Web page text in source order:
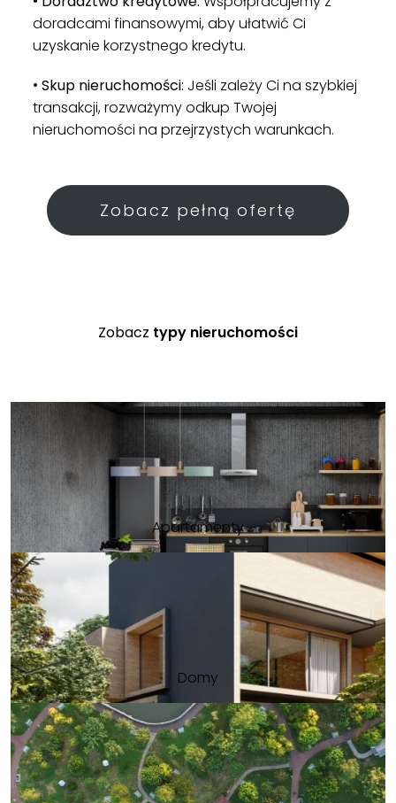
doradcami finansowymi, aby ułatwić Ci
uzyskanie korzystnego kredytu.
•Skup nieruchomości: Jeśli zależy Ci na szybkiej
transakcji, rozważymy odkup Twojej
nieruchomości na przejrzystych warunkach.
Zobacz pełną ofertę
Zobacz typy nieruchomości
Apartamenty
Domy